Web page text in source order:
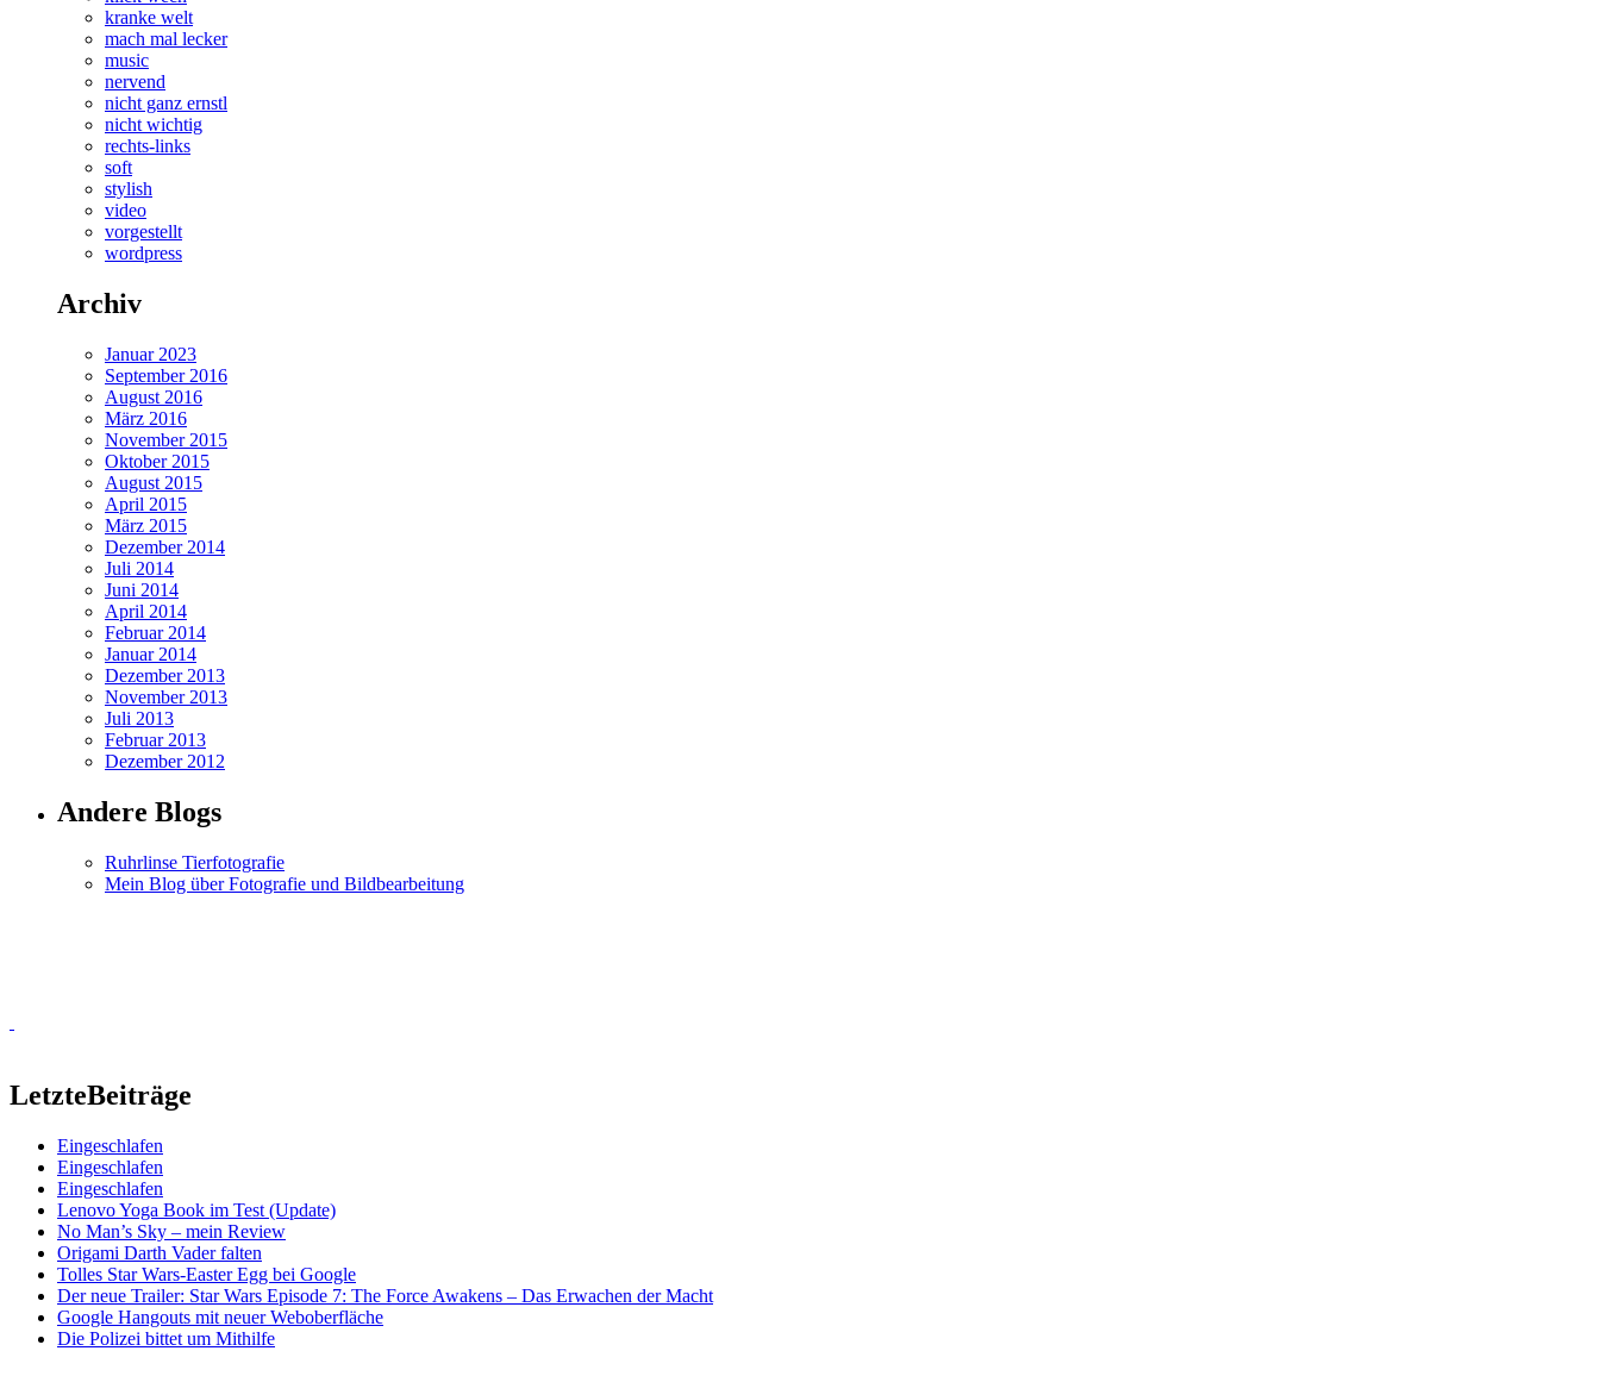
kranke welt
mach mal lecker
music
nervend
nicht ganz ernstl
nicht wichtig
rechts-links
soft
stylish
video
vorgestellt
wordpress
Archiv
Januar 2023
September 2016
August 2016
März 2016
November 2015
Oktober 2015
August 2015
April 2015
März 2015
Dezember 2014
Juli 2014
Juni 2014
April 2014
Februar 2014
Januar 2014
Dezember 2013
November 2013
Juli 2013
Februar 2013
Dezember 2012
Andere Blogs
Ruhrlinse Tierfotografie
Mein Blog über Fotografie und Bildbearbeitung
LetzteBeiträge
Eingeschlafen
Eingeschlafen
Eingeschlafen
Lenovo Yoga Book im Test (Update)
No Man’s Sky – mein Review
Origami Darth Vader falten
Tolles Star Wars-Easter Egg bei Google
Der neue Trailer: Star Wars Episode 7: The Force Awakens – Das Erwachen der Macht
Google Hangouts mit neuer Weboberfläche
Die Polizei bittet um Mithilfe